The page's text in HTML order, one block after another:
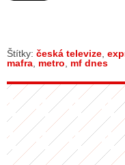
STÁT BLOGEREM
BLOGERA
Štítky: česká televize
mafra metro mf dnes